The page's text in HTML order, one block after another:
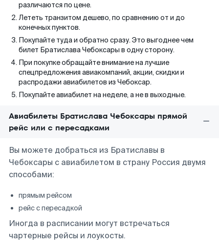
различаются по цене.
Лететь транзитом дешево, по сравнению от и до
конечных пунктов.
Покупайте туда и обратно сразу. Это выгоднее чем
билет Братислава Чебоксары в одну сторону.
При покупке обращайте внимание на лучшие
спецпредложения авиакомпаний, акции, скидки и
распродажи авиабилетов из Чебоксар.
Покупайте авиабилет на неделе, а не в выходные.
Авиабилеты Братислава Чебоксары прямой
рейс или с пересадками
Вы можете добраться из Братиславы в
Чебоксары с авиабилетом в страну Россия двумя
способами:
прямым рейсом
рейс с пересадкой
Иногда в расписании могут встречаться
чартерные рейсы и лоукосты.